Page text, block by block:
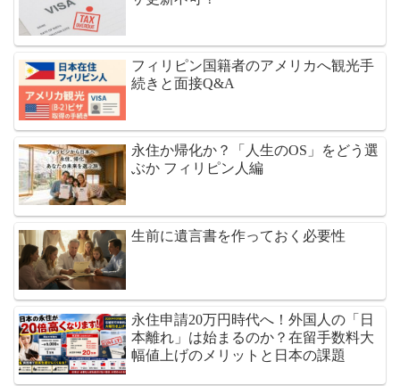
フィリピン国籍者のアメリカへ観光手
続きと面接Q&A
永住か帰化か？「人生のOS」をどう選
ぶか フィリピン人編
生前に遺言書を作っておく必要性
永住申請20万円時代へ！外国人の「日
本離れ」は始まるのか？在留手数料大
幅値上げのメリットと日本の課題